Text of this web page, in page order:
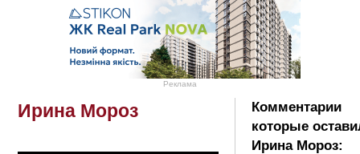
Реклама
Ирина Мороз
Комментарии
которые
Ирина Мороз: